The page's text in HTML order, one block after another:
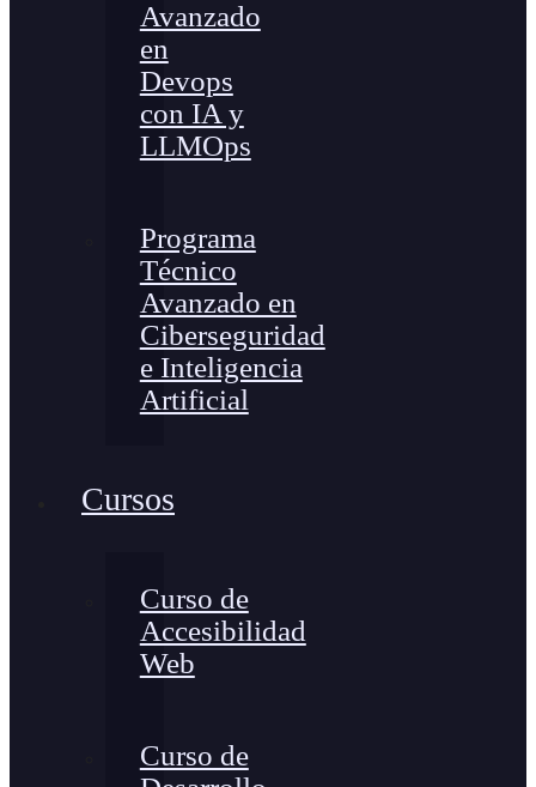
Avanzado
en
Devops
con IA y
LLMOps
Programa
Técnico
Avanzado en
Ciberseguridad
e Inteligencia
Artificial
Cursos
Curso de
Accesibilidad
Web
Curso de